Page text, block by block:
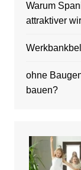
Warum
attraktiver
ohne
bauen?